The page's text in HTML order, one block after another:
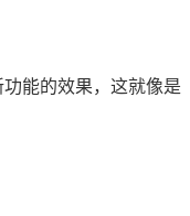
能的效果，这就像是